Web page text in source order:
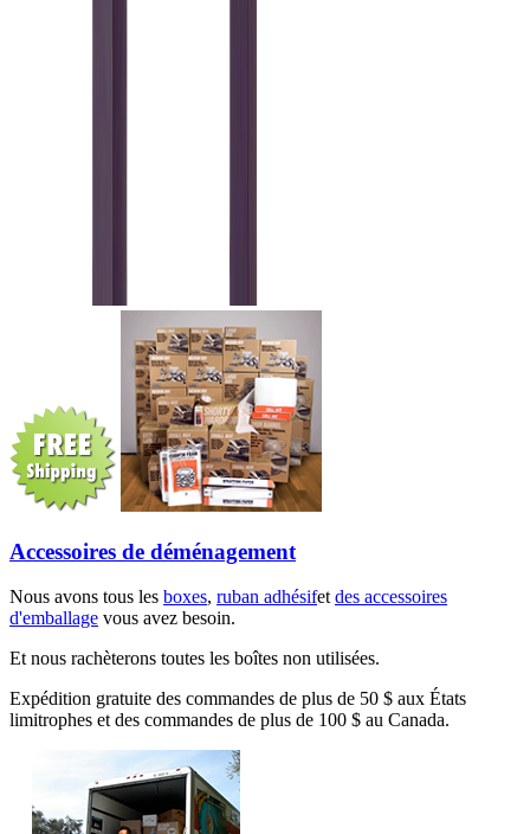
Accessoires de déménagement
Nous avons tous les boxes, ruban adhésifetdes accessoires
d'emballage vous avez besoin.
Et nous rachèterons toutes les boîtes non utilisées.
Expédition gratuite des commandes de plus de 50 $ aux États
limitrophes et des commandes de plus de 100 $ au Canada.